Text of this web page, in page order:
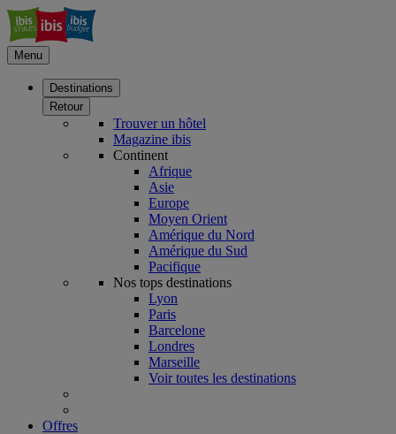
Menu
Destinations
Retour
Trouver un hôtel
Magazine ibis
Continent
Afrique
Asie
Europe
Moyen Orient
Amérique du Nord
Amérique du Sud
Pacifique
Nos tops destinations
Lyon
Paris
Barcelone
Londres
Marseille
Voir toutes les destinations
Offres